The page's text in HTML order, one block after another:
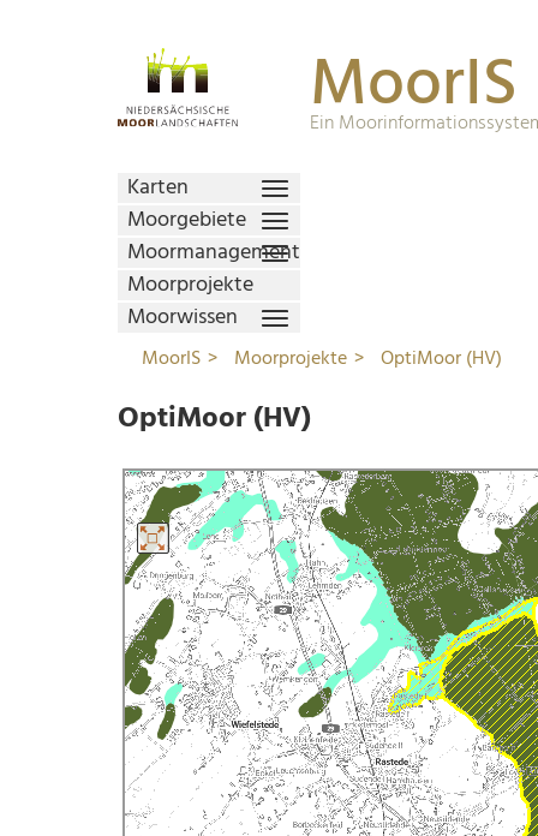
MoorIS
Ein
Karten
Moorgebiete
Moormanagement
Moorprojekte
Moorwissen
MoorIS Moorprojekte OptiMoor (HV)
OptiMoor (HV)